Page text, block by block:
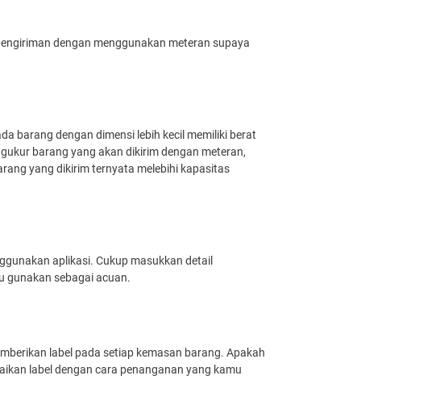
dengan menggunakan meteran supaya
barang dengan dimensi lebih kecil memiliki berat
barang yang akan dikirim dengan meteran,
yang dikirim ternyata melebihi kapasitas
aplikasi. Cukup masukkan detail
gunakan sebagai acuan.
label pada setiap kemasan barang. Apakah
label dengan cara penanganan yang kamu